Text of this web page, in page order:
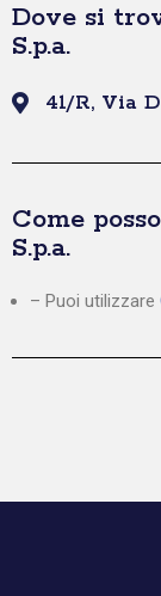
Dove si
S.p.a.
41/R, Via
Come
S.p.a.
– Puoi utilizzare